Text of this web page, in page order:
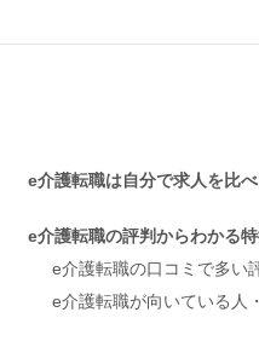
e介護転職は自分で求人を比
e介護転職の評判からわかる
e介護転職の口コミで多い
e介護転職が向いている人